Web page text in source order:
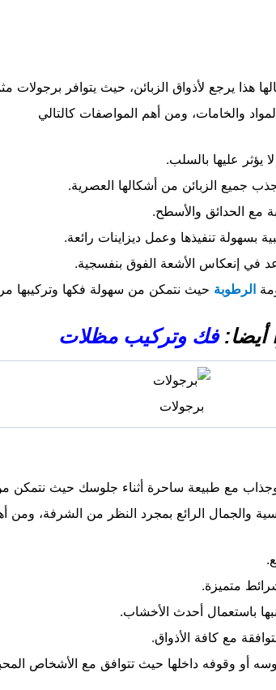
هذا يرجع لأذواق الزبائن، حيث يتوافر برجولات
والخامات، ومن أهم المواصفات كالتالي
يؤثر عليها بالسلب.
جميع الزبائن من أشكالها العصرية.
مع الحدائق والأسطح.
بسهولة تنفيذها وعمل ديزاينات رائعة.
الرطوبة حيث نتمكن من سهولة فكها وتركيبها
أيضا:فك وتركيب مظلات
برجولات
وجذاب مع طبيعة ساحرة أثناء جلوسك حيث نتمكن
والجمال الرائع بمجرد النظر من الشرفة، ومن
متميزة.
باستعمال أحدث الأخشاب.
مع كافة الأذواق.
أو وقوفه داخلها حيث تتوافق مع الأشخاص